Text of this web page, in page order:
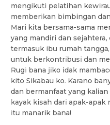
mengikuti pelatihan
memberikan bimbingan
Mari kita bersama-sama
yang mandiri dan sejahtera,
termasuk ibu rumah
untuk berkontribusi dan
Rugi bana jiko idak
kito Sikabau ko. Karano
dan bermanfaat yang
kayak kisah dari apak-apak
itu manarik bana!